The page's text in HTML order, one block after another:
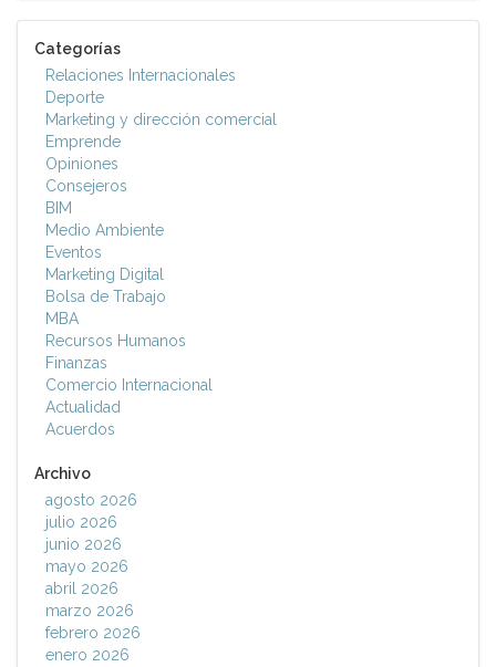
Categorías
Relaciones Internacionales
Deporte
Marketing y dirección comercial
Emprende
Opiniones
Consejeros
BIM
Medio Ambiente
Eventos
Marketing Digital
Bolsa de Trabajo
MBA
Recursos Humanos
Finanzas
Comercio Internacional
Actualidad
Acuerdos
Archivo
agosto 2026
julio 2026
junio 2026
mayo 2026
abril 2026
marzo 2026
febrero 2026
enero 2026